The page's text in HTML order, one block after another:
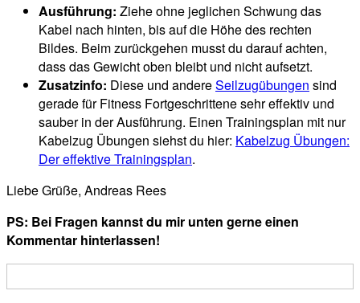
Ausführung: Ziehe ohne jeglichen Schwung das
Kabel nach hinten, bis auf die Höhe des rechten
Bildes. Beim zurückgehen musst du darauf achten,
dass das Gewicht oben bleibt und nicht aufsetzt.
Zusatzinfo: Diese und andereSeilzugübungen sind
gerade für Fitness Fortgeschrittene sehr effektiv und
sauber in der Ausführung. Einen Trainingsplan mit nur
Kabelzug Übungen siehst du hier: Kabelzug Übungen:
Der effektive Trainingsplan.
Liebe Grüße, Andreas Rees
PS: Bei Fragen kannst du mir unten gerne einen
Kommentar hinterlassen!